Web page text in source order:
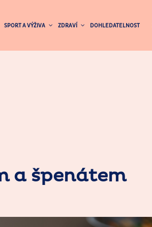
SPORT A VÝŽIVA ZDRAVÍ DOHLEDATELNOST
a špenátem